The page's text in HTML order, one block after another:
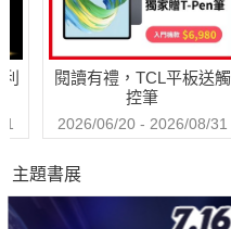
閱讀有禮，TCL平板送觸
控筆
2026/06/20 - 2026/08/31
主題書展